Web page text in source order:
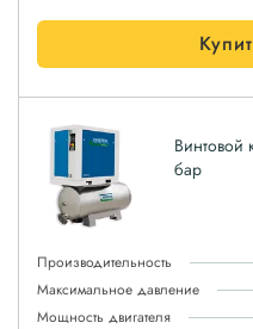
Винтовой
бар
Производительность
Максимальное давление
Мощность двигателя